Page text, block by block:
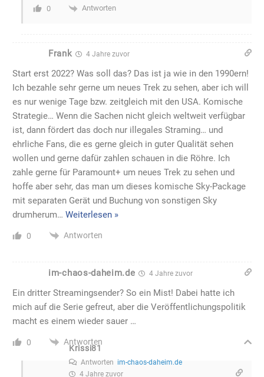
0 Antworten
Frank 4 Jahre zuvor
Start erst 2022? Was soll das? Das ist ja wie in den 1990ern!
Ich bezahle sehr gerne um neues Trek zu sehen, aber ich will
es nur wenige Tage bzw. zeitgleich mit den USA. Komische
Strategie… Wenn die Sachen nicht gleich weltweit verfügbar
ist, dann fördert das doch nur illegales Straming… und
ehrliche Fans, die es gerne gleich in guter Qualität sehen
wollen und gerne dafür zahlen schauen in die Röhre. Ich
zahle gerne für Paramount+ um neues Trek zu sehen und
hoffe aber sehr, das man um dieses komische Sky-Package
mit separaten Gerät und Buchung von sonstigen Sky
drumherum… Weiterlesen »
0 Antworten
im-chaos-daheim.de 4 Jahre zuvor
Ein dritter Streamingsender? So ein Mist! Dabei hatte ich
mich auf die Serie gefreut, aber die Veröffentlichungspolitik
macht es einem wieder sauer …
0 Antworten
Krissi81
Antworten im-chaos-daheim.de
4 Jahre zuvor